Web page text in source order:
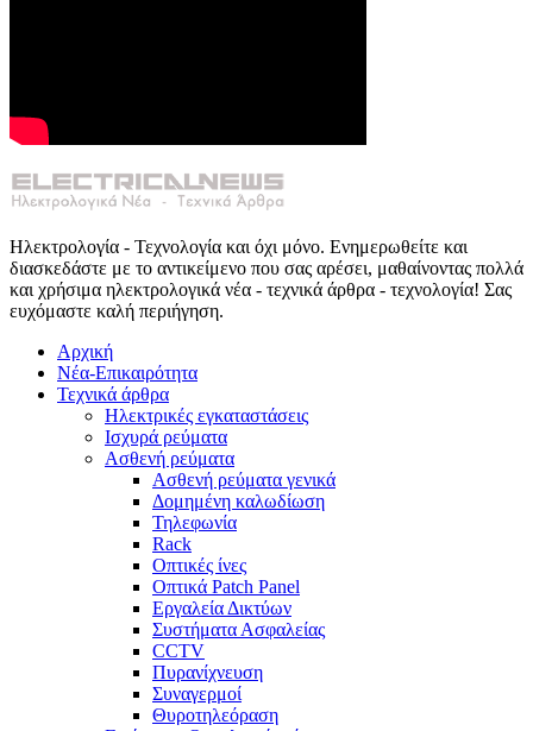
Ηλεκτρολογία - Τεχνολογία και όχι μόνο. Ενημερωθείτε και
διασκεδάστε με το αντικείμενο που σας αρέσει, μαθαίνοντας πολλά
και χρήσιμα ηλεκτρολογικά νέα - τεχνικά άρθρα - τεχνολογία! Σας
ευχόμαστε καλή περιήγηση.
Αρχική
Νέα-Επικαιρότητα
Τεχνικά άρθρα
Ηλεκτρικές εγκαταστάσεις
Ισχυρά ρεύματα
Ασθενή ρεύματα
Ασθενή ρεύματα γενικά
Δομημένη καλωδίωση
Τηλεφωνία
Rack
Οπτικές ίνες
Οπτικά Patch Panel
Εργαλεία Δικτύων
Συστήματα Ασφαλείας
CCTV
Πυρανίχνευση
Συναγερμοί
Θυροτηλεόραση